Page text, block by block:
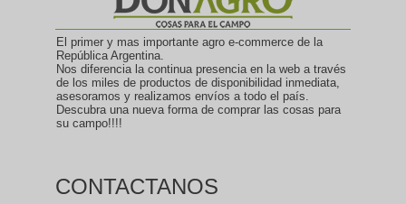
El primer y mas importante agro e-commerce de la
República Argentina.
Nos diferencia la continua presencia en la web a través
de los miles de productos de disponibilidad inmediata,
asesoramos y realizamos envíos a todo el país.
Descubra una nueva forma de comprar las cosas para
su campo!!!!
CONTACTANOS